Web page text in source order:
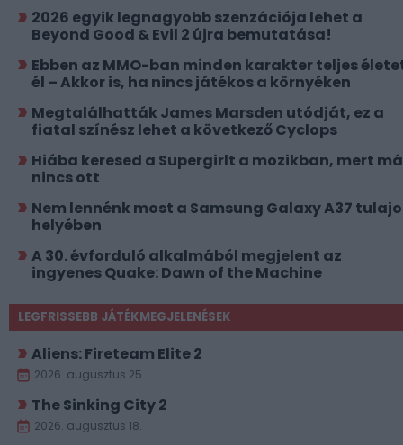
2026 egyik legnagyobb szenzációja lehet a
Beyond Good & Evil 2 újra bemutatása!
Ebben az MMO-ban minden karakter teljes
él – Akkor is, ha nincs játékos a környéken
Megtalálhatták James Marsden utódját, ez a
fiatal színész lehet a következő Cyclops
Hiába keresed a Supergirlt a mozikban, mert
nincs ott
Nem lennénk most a Samsung Galaxy A37
helyében
A 30. évforduló alkalmából megjelent az
ingyenes Quake: Dawn of the Machine
LEGFRISSEBB JÁTÉKMEGJELENÉSEK
Aliens: Fireteam Elite 2
2026. augusztus 25.
The Sinking City 2
2026. augusztus 18.